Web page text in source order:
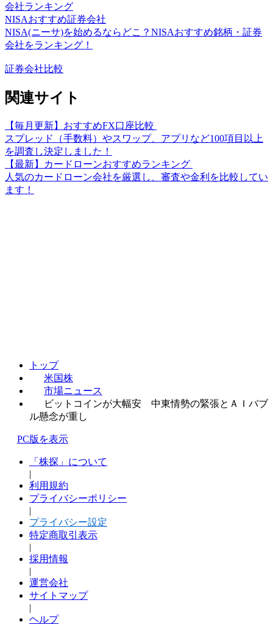
会社ランキング
NISAおすすめ証券会社
NISA(ニーサ)を始めるならどこ？NISAおすすめ銘柄・証券
会社をランキング！
証券会社比較
関連サイト
【毎月更新】おすすめFX口座比較
スプレッド（手数料）やスワップ、アプリなど100項目以上
を調査し決定しました！
【最新】カードローンおすすめランキング
人気のカードローン会社を厳選し、審査や金利を比較してい
ます！
トップ
米国株
市場ニュース
ビットコインが大幅安 中東情勢の緊張とＡＩバブ
ル懸念が重し
PC版を表示
「株探」について
|
利用規約
プライバシーポリシー
|
プライバシー設定
特定商取引表示
|
採用情報
|
運営会社
サイトマップ
|
ヘルプ